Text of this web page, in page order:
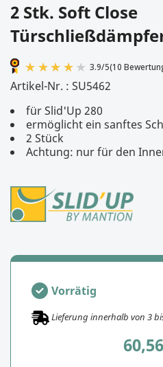
2 Stk. Soft Close
3.9/5(10
Artikel-Nr. : SU5462
für Slid'Up 280
ermöglicht ein sanftes
2 Stück
Achtung: nur für den
Vorrätig
Lieferung innerhalb von3